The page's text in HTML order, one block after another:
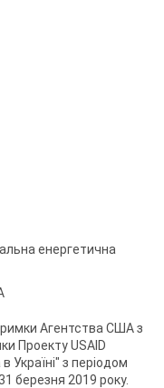
енергетична
Агентства США з
Проекту USAID
з періодом
березня 2019 року.